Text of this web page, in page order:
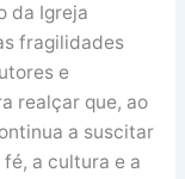
da Igreja
fragilidades
e
realçar que, ao
a suscitar
a cultura e a